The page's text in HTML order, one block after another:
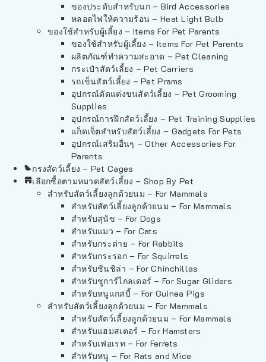
ของประดับสำหรับนก – Bird Accessories
หลอดไฟให้ความร้อน – Heat Light Bulb
ของใช้สำหรับผู้เลี้ยง – Items For Pet Parents
ของใช้สำหรับผู้เลี้ยง – Items For Pet Parents
ผลิตภัณฑ์ทำความสะอาด – Pet Cleaning
กระเป๋าสัตว์เลี้ยง – Pet Carriers
รถเข็นสัตว์เลี้ยง – Pet Prams
อุปกรณ์ตัดแต่งขนสัตว์เลี้ยง – Pet Grooming
Supplies
อุปกรณ์การฝึกสัตว์เลี้ยง – Pet Training Supplies
แก็ดเจ็ตสำหรับสัตว์เลี้ยง – Gadgets For Pets
อุปกรณ์เสริมอื่นๆ – Other Accessories For
Parents
กรงสัตว์เลี้ยง – Pet Cages
เลือกซื้อตามหมวดสัตว์เลี้ยง – Shop By Pet
สำหรับสัตว์เลี้ยงลูกด้วยนม – For Mammals
สำหรับสัตว์เลี้ยงลูกด้วยนม – For Mammals
สำหรับสุนัข – For Dogs
สำหรับแมว – For Cats
สำหรับกระต่าย – For Rabbits
สำหรับกระรอก – For Squirrels
สำหรับชินชิล่า – For Chinchillas
สำหรับชูการ์ไกลเดอร์ – For Sugar Gliders
สำหรับหนูแกสบี้ – For Guinea Pigs
สำหรับสัตว์เลี้ยงลูกด้วยนม – For Mammals
สำหรับสัตว์เลี้ยงลูกด้วยนม – For Mammals
สำหรับแฮมสเตอร์ – For Hamsters
สำหรับเฟอเรท – For Ferrets
สำหรับหนู – For Rats and Mice